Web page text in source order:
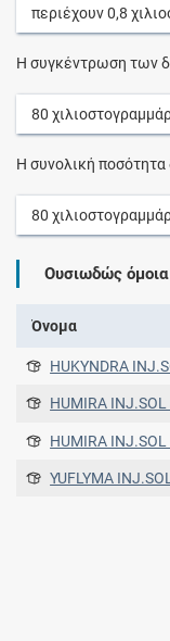
περιέχουν0,8
Η συγκέντρωση των
80
Η συνολική
80
Ουσιωδώς
Όνομα
HUKYNDRA
HUMIRA INJ.SOL 40MG/
HUMIRA INJ.SOL 80MG/
YUFLYMA INJ.SOL